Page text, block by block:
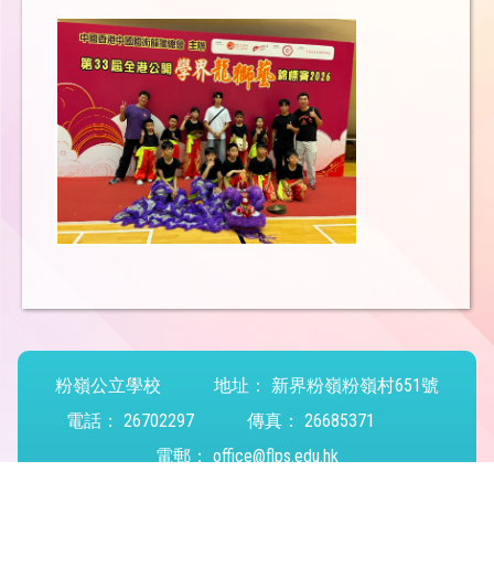
粉嶺公立學校 地址：
新界粉嶺粉嶺村651號
電話： 26702297 傳真： 26685371
電郵： office@flps.edu.hk